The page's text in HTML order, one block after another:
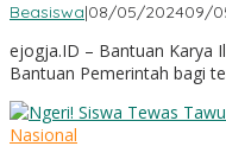
Beasiswa|08/05/202409/
ejogja.ID – Bantuan Karya
Bantuan Pemerintah bagi
Nasional